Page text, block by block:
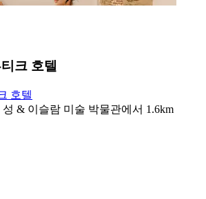
크 호텔
호텔
& 이슬람 미술 박물관에서 1.6km